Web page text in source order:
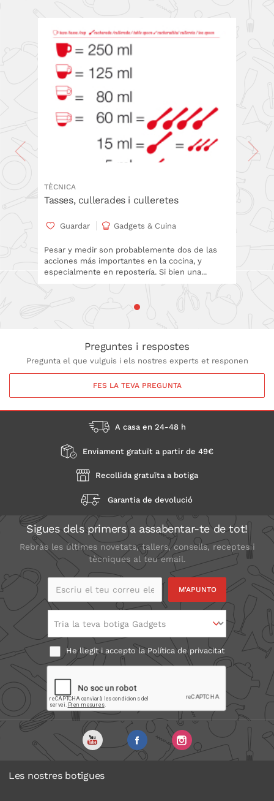
TÈCNICA
Tasses, cullerades i culleretes
Guardar Gadgets & Cuina
Pesar y medir son probablemente dos de las
acciones más importantes en la cocina, y
especialmente en repostería. Si bien una...
Preguntes i respostes
Pregunta el que vulguis i els nostres experts et responen
FES LA TEVA PREGUNTA
A casa en 24-48 h
Enviament gratuït a partir de 49€
Recollida gratuïta a botiga
Garantia de devolució
Sigues dels primers a assabentar-te de tot!
Rebràs les últimes novetats, tallers, consells, receptes i
tècniques al teu email.
Escriu el teu correu
Tria la teva botiga Gadgets
He llegit i accepto laPolítica de privacitat
Les nostres botigues